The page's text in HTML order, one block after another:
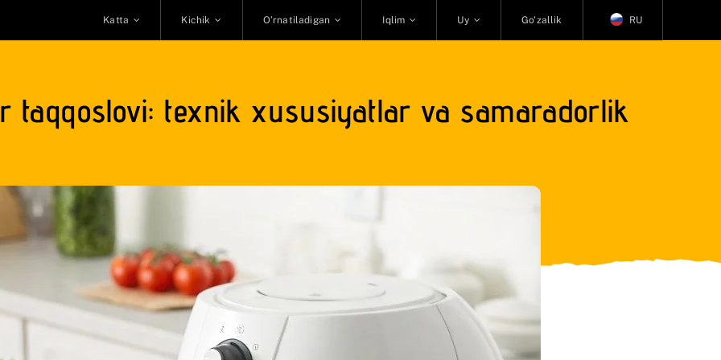
Katta Kichik O’rnatiladigan Iqlim Uy Go’zallik RU
taqqoslovi: texnik xususiyatlar va samaradorlik